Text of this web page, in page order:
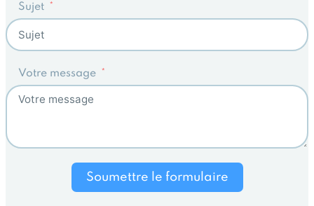
Sujet
Votre message
Soumettre le formulaire